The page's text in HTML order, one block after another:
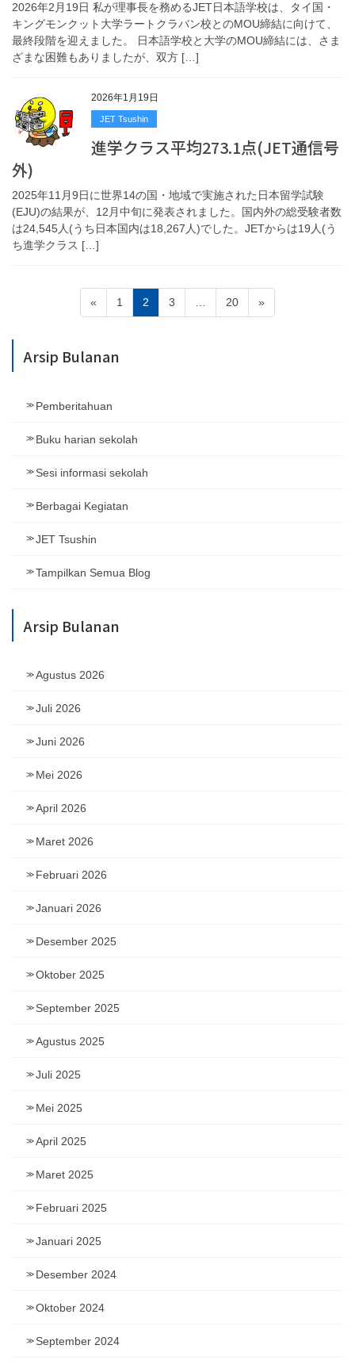
2026年2月19日 私が理事長を務めるJET日本語学校は、タイ国・
キングモンクット大学ラートクラバン校とのMOU締結に向けて、
最終段階を迎えました。 日本語学校と大学のMOU締結には、さま
ざまな困難もありましたが、双方 […]
2026年1月19日
JET Tsushin
進学クラス平均273.1点(JET通信号
外)
2025年11月9日に世界14の国・地域で実施された日本留学試験
(EJU)の結果が、12月中旬に発表されました。国内外の総受験者数
は24,545人(うち日本国内は18,267人)でした。JETからは19人(う
ち進学クラス […]
« Page
1 Page
2 Page
3 … Page
20 »
Arsip Bulanan
Pemberitahuan
Buku harian sekolah
Sesi informasi sekolah
Berbagai Kegiatan
JET Tsushin
Tampilkan Semua Blog
Arsip Bulanan
Agustus 2026
Juli 2026
Juni 2026
Mei 2026
April 2026
Maret 2026
Februari 2026
Januari 2026
Desember 2025
Oktober 2025
September 2025
Agustus 2025
Juli 2025
Mei 2025
April 2025
Maret 2025
Februari 2025
Januari 2025
Desember 2024
Oktober 2024
September 2024